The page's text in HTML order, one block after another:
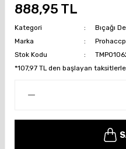
888,95 TL
Kategori
Bıçağı
Marka
Prohaccp
Stok Kodu
*107,97 TL den başlayan